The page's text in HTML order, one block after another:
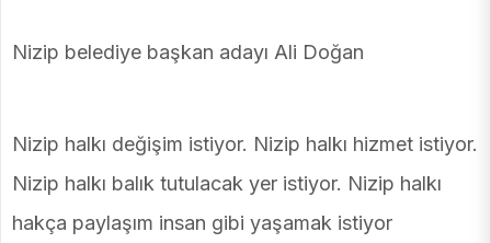
Nizip belediye başkan adayı Ali Doğan
Nizip halkı değişim istiyor. Nizip halkı hizmet istiyor.
Nizip halkı balık tutulacak yer istiyor. Nizip halkı
hakça paylaşım insan gibi yaşamak istiyor